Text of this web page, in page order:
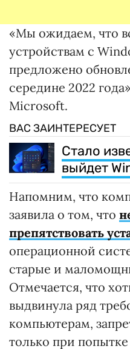
«Мы ожидаем, что
устройствам с
предложено
середине 2022
Microsoft.
ВАС ЗАИНТЕРЕСУЕТ
Стало
выйдет
Напомним, что
заявила о том, что
препятствовать
операционной
старые и
Отмечается, что
выдвинула ряд
компьютерам,
только при